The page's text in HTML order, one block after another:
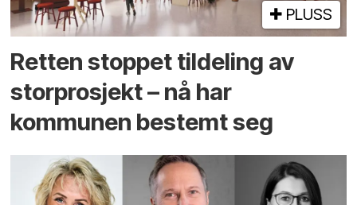
PLUSS
Retten stoppet tildeling av
storprosjekt – nå har
kommunen bestemt seg